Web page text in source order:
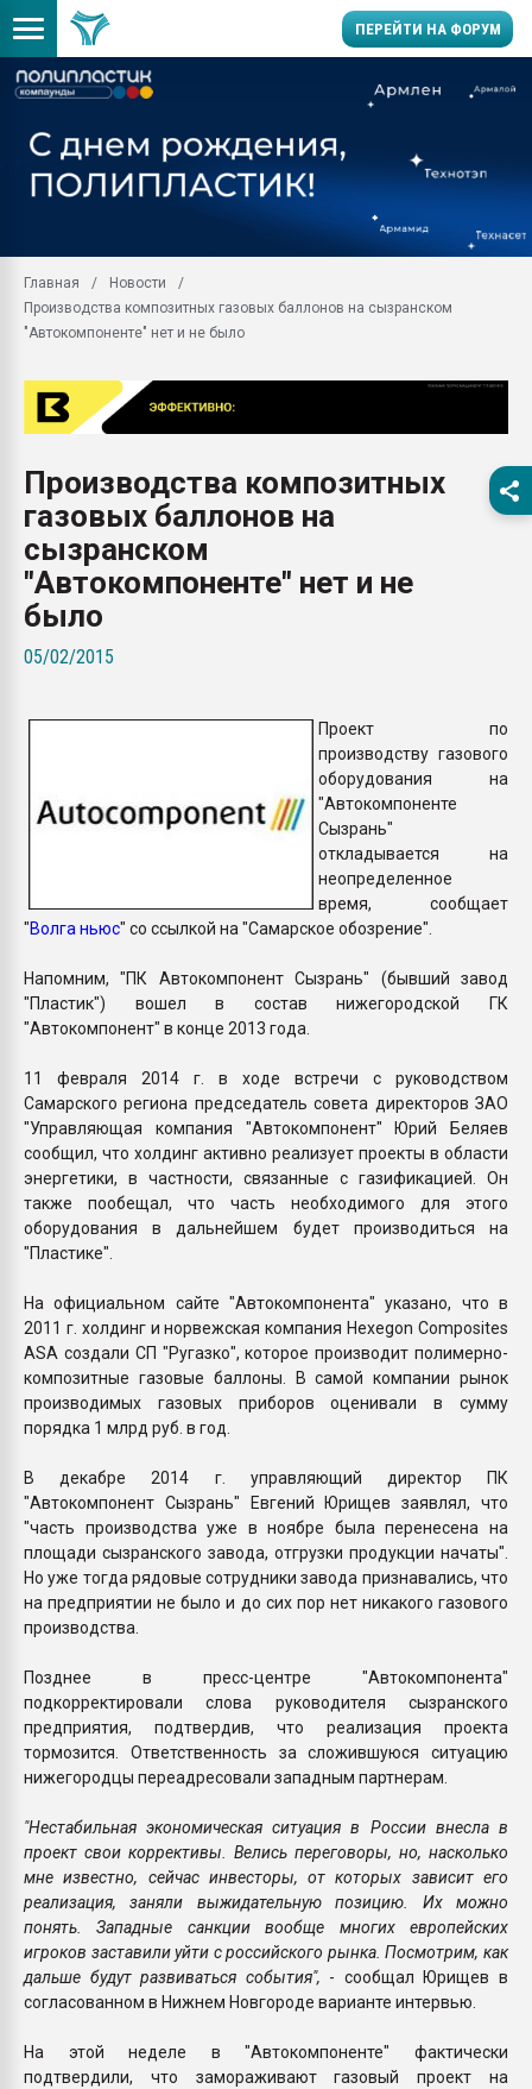
ПЕРЕЙТИ НА ФОРУМ
заводу пластмасс"
первый план в
28.07.2026
ситуацией на
бутылок
Главная
Новости
Производства композитных газовых баллонов на сызранском
"Автокомпоненте" нет и не было
Производства композитных
газовых баллонов на
сызранском
"Автокомпоненте" нет и не
было
05/02/2015
Проект по
производству газового
оборудования на
"Автокомпоненте
Сызрань"
откладывается на
неопределенное
время, сообщает
"Волга ньюс" со ссылкой на "Самарское обозрение".
Напомним, "ПК Автокомпонент Сызрань" (бывший завод
"Пластик") вошел в состав нижегородской ГК
"Автокомпонент" в конце 2013 года.
11 февраля 2014 г. в ходе встречи с руководством
Самарского региона председатель совета директоров ЗАО
"Управляющая компания "Автокомпонент" Юрий Беляев
сообщил, что холдинг активно реализует проекты в области
энергетики, в частности, связанные с газификацией. Он
также пообещал, что часть необходимого для этого
оборудования в дальнейшем будет производиться на
"Пластике".
На официальном сайте "Автокомпонента" указано, что в
2011 г. холдинг и норвежская компания Hexegon Composites
ASA создали СП "Ругазко", которое производит полимерно-
композитные газовые баллоны. В самой компании рынок
производимых газовых приборов оценивали в сумму
порядка 1 млрд руб. в год.
В декабре 2014 г. управляющий директор ПК
"Автокомпонент Сызрань" Евгений Юрищев заявлял, что
"часть производства уже в ноябре была перенесена на
площади сызранского завода, отгрузки продукции начаты".
Но уже тогда рядовые сотрудники завода признавались, что
на предприятии не было и до сих пор нет никакого газового
производства.
Позднее в пресс-центре "Автокомпонента"
подкорректировали слова руководителя сызранского
предприятия, подтвердив, что реализация проекта
тормозится. Ответственность за сложившуюся ситуацию
нижегородцы переадресовали западным партнерам.
"Нестабильная экономическая ситуация в России внесла в
проект свои коррективы. Велись переговоры, но, насколько
мне известно, сейчас инвесторы, от которых зависит его
реализация, заняли выжидательную позицию. Их можно
понять. Западные санкции вообще многих европейских
игроков заставили уйти с российского рынка. Посмотрим, как
дальше будут развиваться события", - сообщал Юрищев в
согласованном в Нижнем Новгороде варианте интервью.
На этой неделе в "Автокомпоненте" фактически
подтвердили, что замораживают газовый проект на